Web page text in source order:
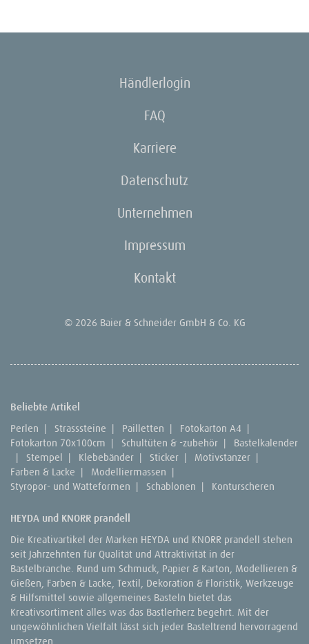
Händlerlogin
FAQ
Karriere
Datenschutz
Unternehmen
Impressum
Kontakt
© 2026 Baier & Schneider GmbH & Co. KG
Beliebte Artikel
Perlen | Strasssteine | Pailletten | Fotokarton A4 |
Fotokarton 70x100cm | Schultüten & -zubehör |
Bastelkalender
|
Stempel | Klebebänder | Sticker | Motivstanzer |
Farben & Lacke | Modelliermassen |
Styropor- und Watteformen | Schablonen | Konturscheren
HEYDA und KNORR prandell
Die Kreativartikel der Marken HEYDA und KNORR prandell stehen
seit Jahrzehnten für Qualität und Attraktivität in der
Bastelbranche. Rund um Schmuck, Papier & Karton, Modellieren &
Gießen, Farben & Lacke, Textil, Dekoration & Floristik, Werkzeuge
& Hilfsmittel sowie allgemeines Basteln bietet das
Kreativsortiment alles was das Bastlerherz begehrt. Mit der
ungewöhnlichen Vielfalt lässt sich jeder Basteltrend hervorragend
umsetzen.